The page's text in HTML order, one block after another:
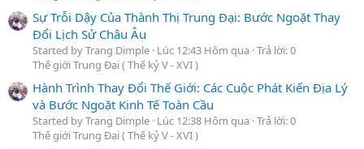
Sự Trỗi Dậy Của Thành Thị Trung Đại: Bước Ngoặt Thay
Đổi Lịch Sử Châu Âu
Started by Trang Dimple Lúc 12:43 Hôm qua Trả lời: 0
Thế giới Trung Đại ( Thế kỷ V - XVI )
Hành Trình Thay Đổi Thế Giới: Các Cuộc Phát Kiến Địa Lý
và Bước Ngoặt Kinh Tế Toàn Cầu
Started by Trang Dimple Lúc 12:38 Hôm qua Trả lời: 0
Thế giới Trung Đại ( Thế kỷ V - XVI )